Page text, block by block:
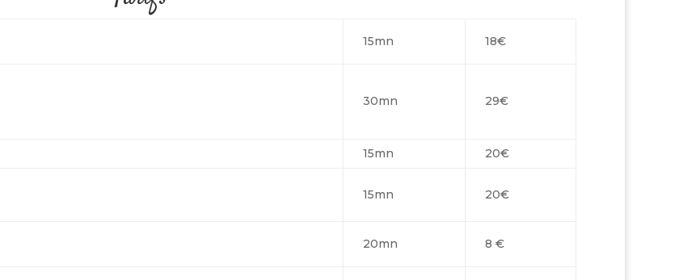
15mn 18€
30mn 29€
15mn 20€
15mn 20€
20mn 8 €